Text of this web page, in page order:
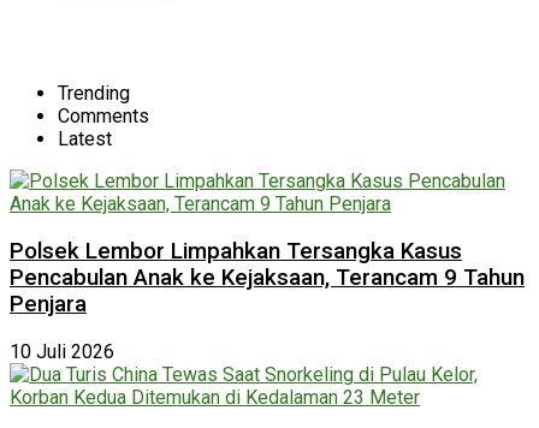
Trending
Comments
Latest
Polsek Lembor Limpahkan Tersangka Kasus
Pencabulan Anak ke Kejaksaan, Terancam 9 Tahun
Penjara
10 Juli 2026